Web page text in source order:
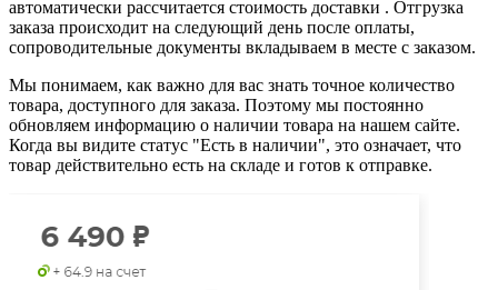
автоматически рассчитается стоимость доставки . Отгрузка
заказа происходит на следующий день после оплаты,
сопроводительные документы вкладываем в месте с заказом.
Мы понимаем, как важно для вас знать точное количество
товара, доступного для заказа. Поэтому мы постоянно
обновляем информацию о наличии товара на нашем сайте.
Когда вы видите статус "Есть в наличии", это означает, что
товар действительно есть на складе и готов к отправке.